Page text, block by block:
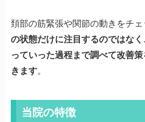
頚部の筋緊張や関節の動きをチ
の状態だけに注目するのではな
っていった過程まで調べて改善
きます。
当院の特徴